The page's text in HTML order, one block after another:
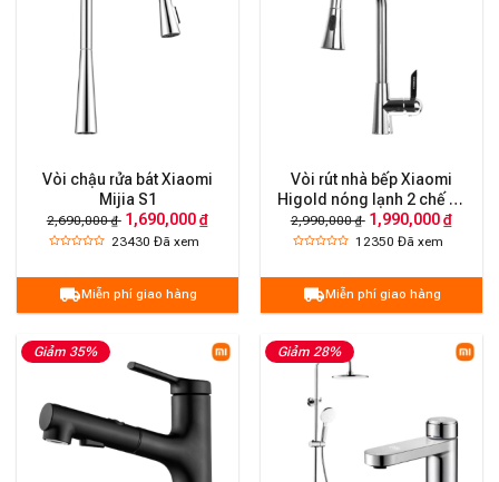
Vòi chậu rửa bát Xiaomi
Mijia S1
2,690,000 ₫ 1,690,000 ₫
23430Đã xem
Miễn phí giao hàng
Vòi rút nhà bếp Xiaomi
Higold nóng lạnh 2 chế độ
phun nước kiểu cổ điển
605201 | 980099
2,990,000 ₫ 1,990,000 ₫
12350Đã xem
Miễn phí giao hàng
Giảm 35% Giảm 28%